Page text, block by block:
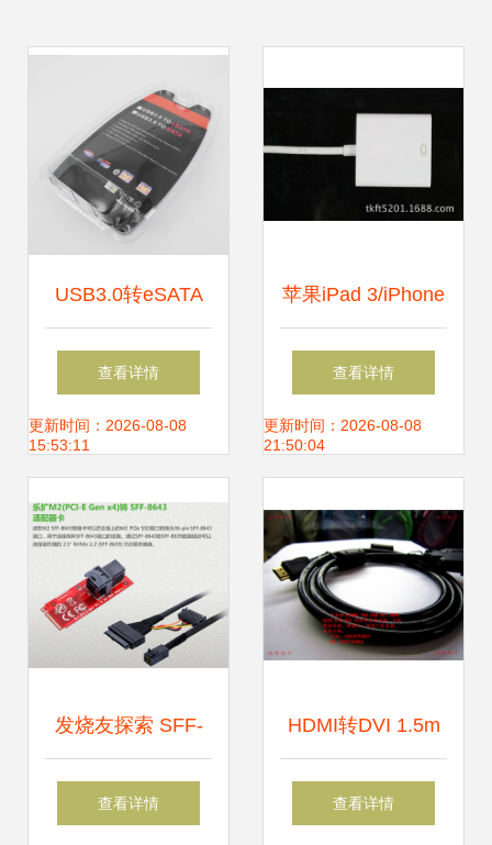
USB3.0转eSATA
从接口到性能的全
方位解析与选型指
查看详情
更新时间：2026-08-08
15:53:11
苹果iPad 3/iPhone
4s转接线配件 iPad
2转HDMI高清线连
查看详情
更新时间：2026-08-08
21:50:04
发烧友探索 SFF-
8639/U.2接口转接
查看详情
HDMI转DVI 1.5m
无网双环高清线 高
查看详情